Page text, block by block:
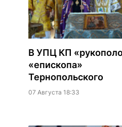
В УПЦ КП
«епископа»
Тернопольского
07 Августа 18:33